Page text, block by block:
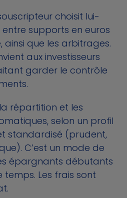
choisit lui-
supports en euros
que les arbitrages.
aux investisseurs
garder le contrôle
répartition et les
selon un profil
standardisé (prudent,
C’est un mode de
épargnants débutants
Les frais sont